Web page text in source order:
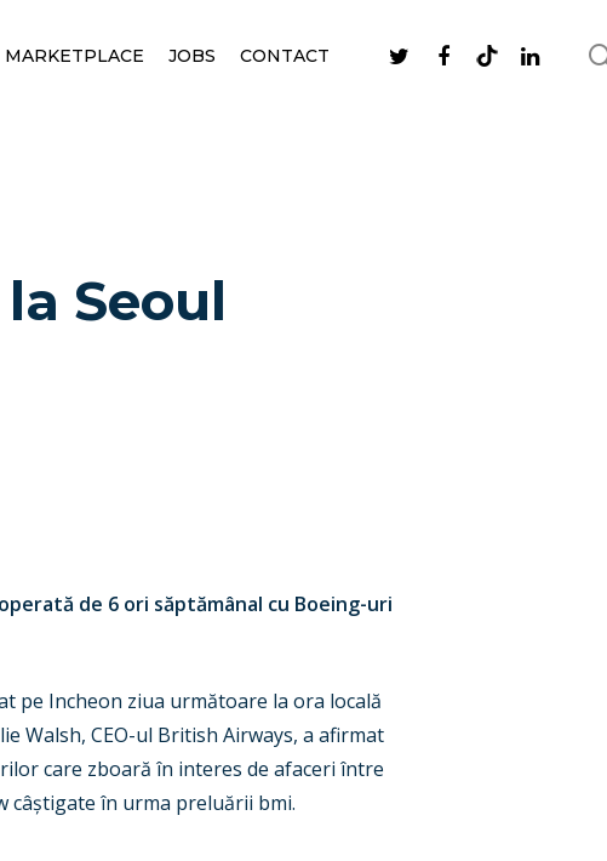
MARKETPLACE JOBS CONTACT
Seoul
de 6 ori săptămânal cu Boeing-uri
pe Incheon ziua următoare la ora locală
Walsh, CEO-ul British Airways, a afirmat
care zboară în interes de afaceri între
câștigate în urma preluării bmi.